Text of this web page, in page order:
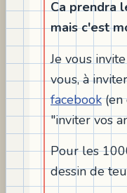
Ca prendra
mais c'est
Je vous
vous, à
facebook(en
"inviter vos
Pour les
dessin de